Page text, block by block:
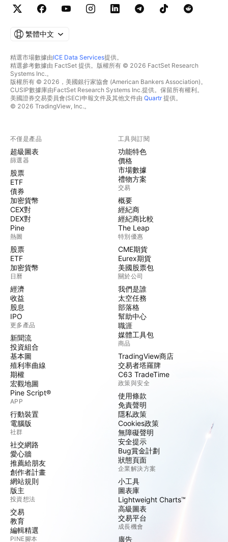
繁體中文
精選市場數據由ICE Data Services提供。
精選參考數據由 FactSet 提供。版權所有 © 2026 FactSet Research
Systems Inc.。
版權所有 © 2026，美國銀行家協會 (American Bankers Association)。
CUSIP數據庫由FactSet Research Systems Inc.提供。保留所有權利。
美國證券交易委員會(SEC)申報文件及其他文件由 Quartr提供。
© 2026 TradingView, Inc.。
不僅是產品
超級圖表
篩選器
股票
ETF
債券
加密貨幣
CEX對
DEX對
Pine
熱圖
股票
ETF
加密貨幣
日曆
經濟
收益
股息
IPO
更多產品
新聞流
投資組合
基本圖
殖利率曲線
期權
宏觀地圖
Pine Script®
APP
行動裝置
電腦版
社群
社交網路
愛心牆
推薦給朋友
創作者計畫
網站規則
版主
投資想法
交易
教育
編輯精選
PINE腳本
工具與訂閱
功能特色
價格
市場數據
禮物方案
交易
概要
經紀商
經紀商比較
The Leap
特別優惠
CME期貨
Eurex期貨
美國股票包
關於公司
我們是誰
太空任務
部落格
幫助中心
職涯
媒體工具包
商品
TradingView商店
交易者塔羅牌
C63 TradeTime
政策與安全
使用條款
免責聲明
隱私政策
Cookies政策
無障礙聲明
安全提示
Bug賞金計劃
狀態頁面
企業解決方案
小工具
圖表庫
Lightweight Charts™
高級圖表
交易平台
成長機會
廣告